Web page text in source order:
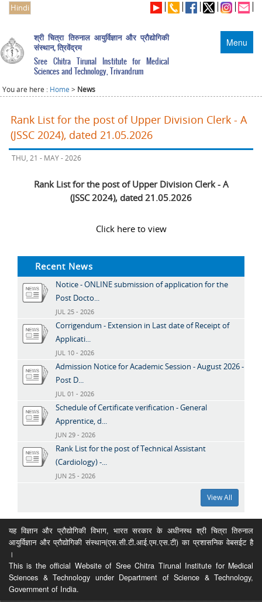
Hindi
Menu
श्री चित्रा तिरुनाल आयुर्विज्ञान और प्रौद्योगिकी
संस्थान, त्रिवेंद्रम
Sree Chitra Tirunal Institute for Medical
Sciences and Technology, Trivandrum
You are here : Home > News
Rank List for the post of Upper Division Clerk - A
(JSSC 2024), dated 21.05.2026
THU, 21 - MAY - 2026
Rank List for the post of Upper Division Clerk - A
(JSSC 2024), dated 21.05.2026
Click here to view
Recent News
Notice - ONLINE submission of application for the
Post Docto...
JUL 25 - 2026
Corrigendum - Extension in Last date of Receipt of
Applicati...
JUL 10 - 2026
Admission Notice for Academic Session - August 2026 -
Post D...
JUL 01 - 2026
Schedule of Certificate verification - General
Apprentice, d...
JUN 29 - 2026
Rank List for the post of Technical Assistant
(Cardiology) -...
JUN 25 - 2026
View All
यह विज्ञान और प्रौद्योगिकी विभाग, भारत सरकार के अधीनस्थ श्री चित्रा तिरुनाल
आयुर्विज्ञान और प्रौद्योगिकी संस्थान(एस.सी.टी.आई.एम.एस.टी) का प्रशासनिक वेबसईट है
।
This is the official Website of Sree Chitra Tirunal Institute for Medical
Sciences & Technology under Department of Science & Technology,
Government of India.